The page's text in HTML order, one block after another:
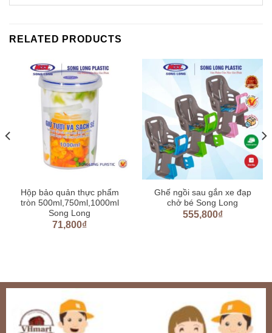
RELATED PRODUCTS
Hộp bảo quản thực phẩm
tròn 500ml,750ml,1000ml
Song Long
71,800₫
Ghế ngồi sau gắn xe đạp
chở bé Song Long
555,800₫